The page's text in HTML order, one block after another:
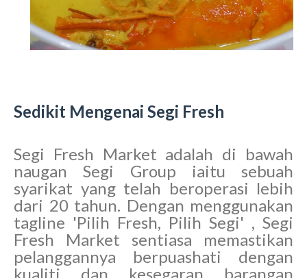
Sedikit Mengenai Segi Fresh
Segi Fresh Market adalah di bawah
naugan Segi Group iaitu sebuah
syarikat yang telah beroperasi lebih
dari 20 tahun. Dengan menggunakan
tagline 'Pilih Fresh, Pilih Segi' , Segi
Fresh Market sentiasa memastikan
pelanggannya berpuashati dengan
kualiti dan kesegaran barangan